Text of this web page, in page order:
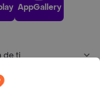
AppGallery
de ti